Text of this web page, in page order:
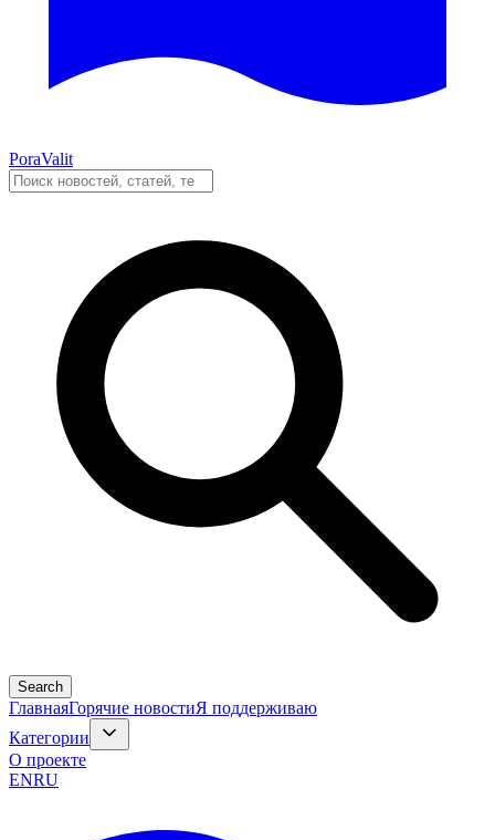
PoraValit
Search
ГлавнаяГорячие новостиЯ поддерживаю
Категории
О проекте
ENRU